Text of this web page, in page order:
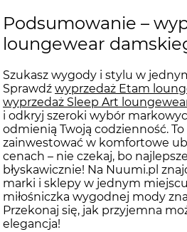
Podsumowanie –
loungewear
Szukasz wygody i stylu w
Sprawdź wyprzedaż Etam
wyprzedaż Sleep Art
i odkryj szeroki wybór
odmienią Twoją codzienność. To
zainwestować w komfortowe
cenach – nie czekaj, bo
błyskawicznie! Na Nuumi.pl
marki i sklepy w jednym
miłośniczka wygodnej mody
Przekonaj się, jak przyjemna
elegancja!